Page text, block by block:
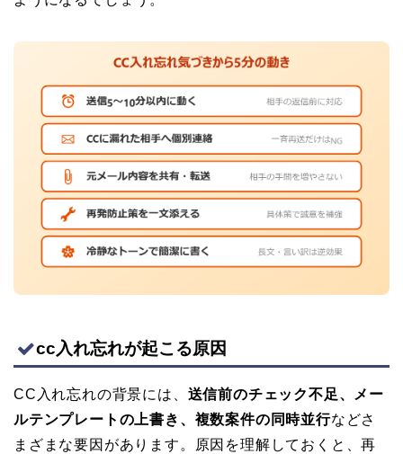
cc入れ忘れが起こる原因
CC入れ忘れの背景には、 送信前のチェック不足、メー
ルテンプレートの上書き、複数案件の同時並行などさ
まざまな要因があります。原因を理解しておくと、再